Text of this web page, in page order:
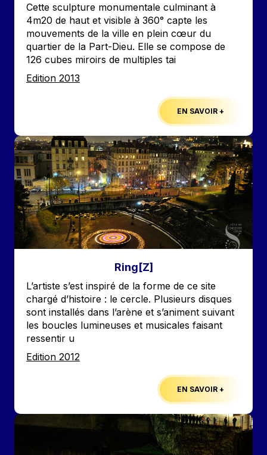
Accroche
Cette sculpture monumentale culminant à
4m20 de haut et visible à 360° capte les
mouvements de la ville en plein cœur du
quartier de la Part-Dieu. Elle se compose de
126 cubes miroirs de multiples tai
Edition
Edition 2013
EN SAVOIR +
Image
Ring[Z]
Accroche
L’artiste s’est inspiré de la forme de ce site
chargé d’histoire : le cercle. Plusieurs disques
sont installés dans l’arène et s’animent suivant
les boucles lumineuses et musicales faisant
ressentir u
Edition
Edition 2012
EN SAVOIR +
Image